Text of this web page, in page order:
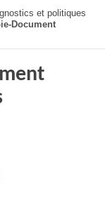
et politiques
Document